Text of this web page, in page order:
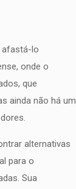
afastá-lo
onde o
que
ainda não há um
alternativas
para o
Sua